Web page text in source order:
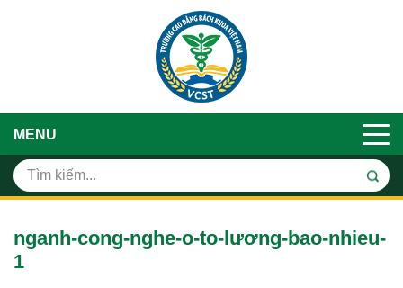
MENU
nganh-cong-nghe-o-to-lương-bao-nhieu-
1